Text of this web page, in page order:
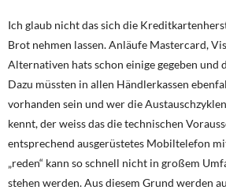
Ich glaub nicht das sich die
Brot nehmen lassen. Anläufe Mastercard,
Alternativen hats schon einige gegeben und
Dazu müssten in allen Händlerkassen
vorhanden sein und wer die
kennt, der weiss das die technischen
entsprechend ausgerüstetes Mobiltelefon
„reden“ kann so schnell nicht in großem
stehen werden. Aus diesem Grund werden